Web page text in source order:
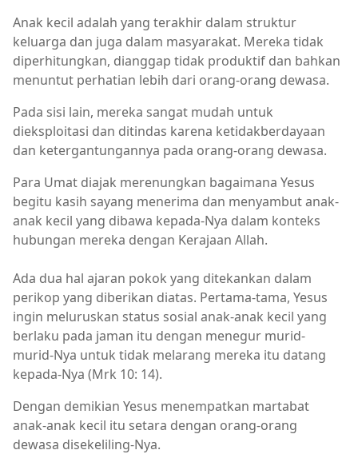
Anak kecil adalah yang terakhir dalam struktur
keluarga dan juga dalam masyarakat. Mereka tidak
diperhitungkan, dianggap tidak produktif dan bahkan
menuntut perhatian lebih dari orang-orang dewasa.
Pada sisi lain, mereka sangat mudah untuk
dieksploitasi dan ditindas karena ketidakberdayaan
dan ketergantungannya pada orang-orang dewasa.
Para Umat diajak merenungkan bagaimana Yesus
begitu kasih sayang menerima dan menyambut anak-
anak kecil yang dibawa kepada-Nya dalam konteks
hubungan mereka dengan Kerajaan Allah.
Ada dua hal ajaran pokok yang ditekankan dalam
perikop yang diberikan diatas. Pertama-tama, Yesus
ingin meluruskan status sosial anak-anak kecil yang
berlaku pada jaman itu dengan menegur murid-
murid-Nya untuk tidak melarang mereka itu datang
kepada-Nya (Mrk 10: 14).
Dengan demikian Yesus menempatkan martabat
anak-anak kecil itu setara dengan orang-orang
dewasa disekeliling-Nya.